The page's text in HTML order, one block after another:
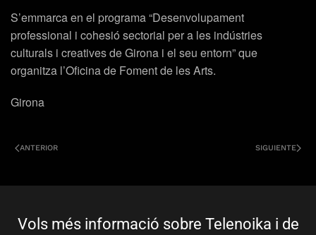
S’emmarca en el programa “Desenvolupament
professional i cohesió sectorial per a les indústries
culturals i creatives de Girona i el seu entorn” que
organitza l’Oficina de Foment de les Arts.
Girona
ANTERIOR SIGUIENTE
Vols més informació sobre Telenoika i de